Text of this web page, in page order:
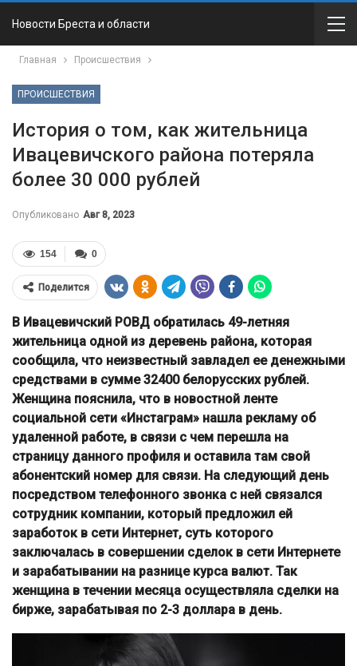
Новости Бреста и области
Главная Происшествия
ПРОИСШЕСТВИЯ
История о том, как жительница
Ивацевичского района потеряла
более 30 000 рублей
Опубликовано Авг 8, 2023
0
154
Поделится
В Ивацевичский РОВД обратилась 49-летняя
жительница одной из деревень района, которая
сообщила, что неизвестный завладел ее денежными
средствами в сумме 32400 белорусских рублей.
Женщина пояснила, что в новостной ленте
социальной сети «Инстаграм» нашла рекламу об
удаленной работе, в связи с чем перешла на
страницу данного профиля и оставила там свой
абонентский номер для связи. На следующий день
посредством телефонного звонка с ней связался
сотрудник компании, который предложил ей
заработок в сети Интернет, суть которого
заключалась в совершении сделок в сети Интернете
и зарабатывании на разнице курса валют. Так
женщина в течении месяца осуществляла сделки на
бирже, зарабатывая по 2-3 доллара в день.